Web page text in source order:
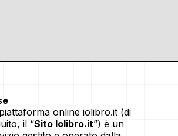
online iolibro.it (di
il “Sito Iolibro.it”) è un